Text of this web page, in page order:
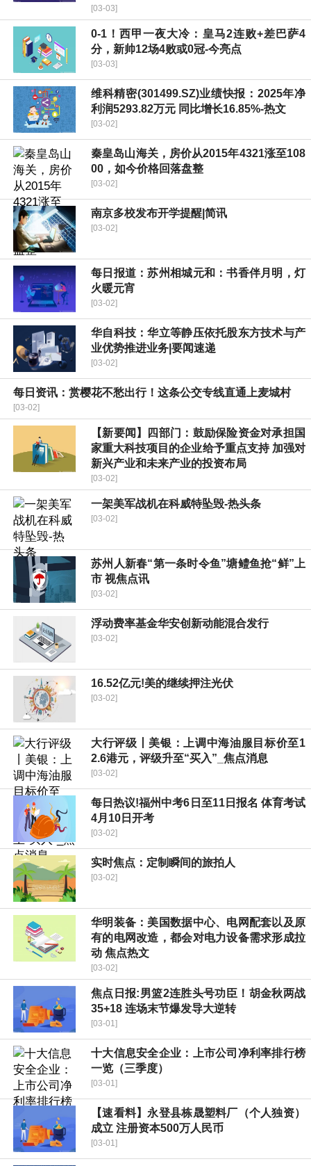
[03-03]
0-1！西甲一夜大冷：皇马2连败+差巴萨4
分，新帅12场4败或0冠-今亮点
[03-03]
维科精密(301499.SZ)业绩快报：2025年净
利润5293.82万元 同比增长16.85%-热文
[03-02]
秦皇岛山海关，房价从2015年4321涨至108
00，如今价格回落盘整
[03-02]
南京多校发布开学提醒|简讯
[03-02]
每日报道：苏州相城元和：书香伴月明，灯
火暖元宵
[03-02]
华自科技：华立等静压依托股东方技术与产
业优势推进业务|要闻速递
[03-02]
每日资讯：赏樱花不愁出行！这条公交专线直通上麦城村
[03-02]
【新要闻】四部门：鼓励保险资金对承担国
家重大科技项目的企业给予重点支持 加强对
新兴产业和未来产业的投资布局
[03-02]
一架美军战机在科威特坠毁-热头条
[03-02]
苏州人新春“第一条时令鱼”塘鳢鱼抢“鲜”上
市 视焦点讯
[03-02]
浮动费率基金华安创新动能混合发行
[03-02]
16.52亿元!美的继续押注光伏
[03-02]
大行评级丨美银：上调中海油服目标价至1
2.6港元，评级升至“买入”_焦点消息
[03-02]
每日热议!福州中考6日至11日报名 体育考试
4月10日开考
[03-02]
实时焦点：定制瞬间的旅拍人
[03-02]
华明装备：美国数据中心、电网配套以及原
有的电网改造，都会对电力设备需求形成拉
动 焦点热文
[03-02]
焦点日报:男篮2连胜头号功臣！胡金秋两战
35+18 连场末节爆发导大逆转
[03-01]
十大信息安全企业：上市公司净利率排行榜
一览（三季度）
[03-01]
【速看料】永登县栋晟塑料厂（个人独资）
成立 注册资本500万人民币
[03-01]